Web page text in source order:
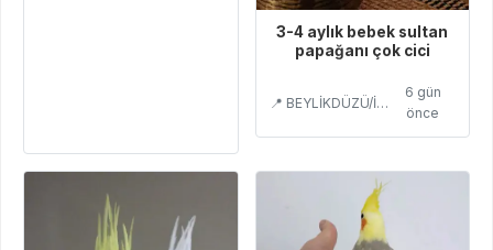
3-4 aylık bebek sultan
papağanı çok cici
📍 BEYLİKDÜZÜ/İSTANBUL
6 gün
önce